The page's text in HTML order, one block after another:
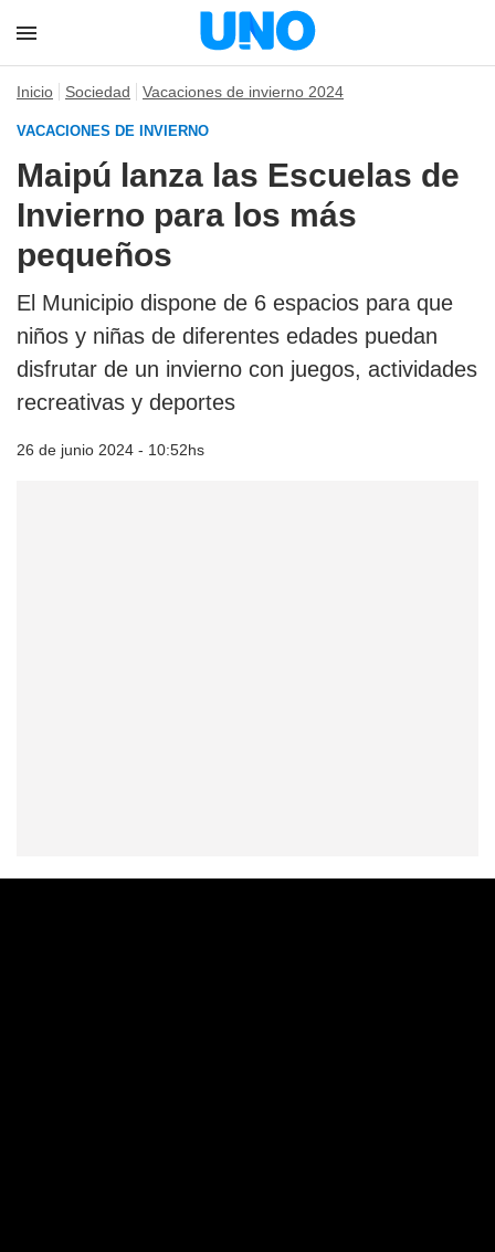
Inicio Sociedad Vacaciones de invierno 2024
VACACIONES DE INVIERNO
Maipú lanza las Escuelas de
Invierno para los más
pequeños
El Municipio dispone de 6 espacios para que
niños y niñas de diferentes edades puedan
disfrutar de un invierno con juegos, actividades
recreativas y deportes
26 de junio 2024 - 10:52hs